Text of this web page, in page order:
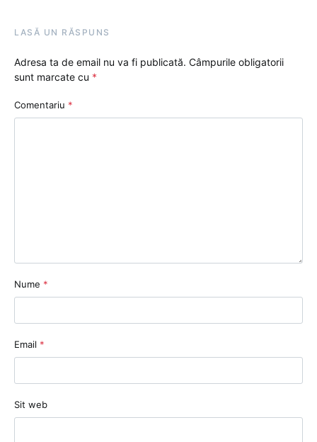
LASĂ UN RĂSPUNS
Adresa ta de email nu va fi publicată. Câmpurile obligatorii
sunt marcate cu *
Comentariu *
Nume *
Email *
Sit web